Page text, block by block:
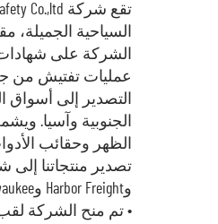
السياحية
عمليات تفتيش من
التصدير إلى أسواق
الجنوبية وآسيا.
الظهر وحقائب
وHarbor Freight وMilwaukee وTruper وPIP، إلخ.
• تم منح الشركة